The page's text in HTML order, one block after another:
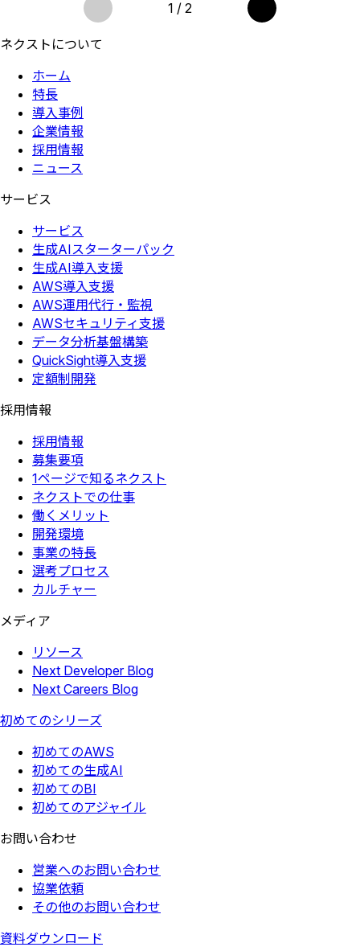
1 / 2
ネクストについて
ホーム
特長
導入事例
企業情報
採用情報
ニュース
サービス
サービス
生成AIスターターパック
生成AI導入支援
AWS導入支援
AWS運用代行・監視
AWSセキュリティ支援
データ分析基盤構築
QuickSight導入支援
定額制開発
採用情報
採用情報
募集要項
1ページで知るネクスト
ネクストでの仕事
働くメリット
開発環境
事業の特長
選考プロセス
カルチャー
メディア
リソース
Next Developer Blog
Next Careers Blog
初めてのシリーズ
初めてのAWS
初めての生成AI
初めてのBI
初めてのアジャイル
お問い合わせ
営業へのお問い合わせ
協業依頼
その他のお問い合わせ
資料ダウンロード